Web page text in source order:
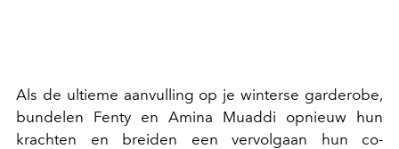
Als de ultieme aanvulling op je winterse garderobe,
bundelen Fenty en Amina Muaddi opnieuw hun
krachten en breiden een vervolgaan hun co-